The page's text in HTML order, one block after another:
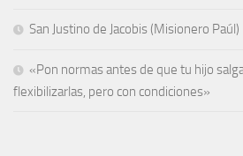
San Justino de Jacobis (Misionero Paúl)
«Pon normas antes de que tu hijo
flexibilizarlas, pero con condiciones»